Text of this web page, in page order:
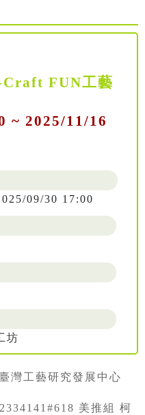
Craft FUN工藝
~ 2025/11/16
09/30 17:00
坊
灣工藝研究發展中心
美推組 柯